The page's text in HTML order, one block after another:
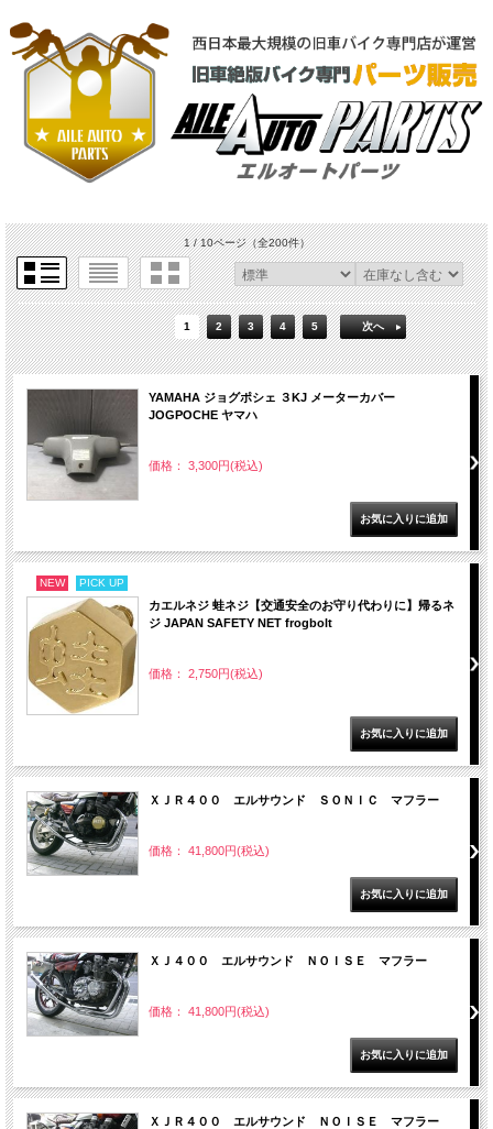
1 / 10ページ（全200件）
1 2 3 4 5 次へ
YAMAHA ジョグポシェ ３KJ メーターカバー
JOGPOCHE ヤマハ
価格： 3,300円(税込)
NEW PICK UP
カエルネジ 蛙ネジ【交通安全のお守り代わりに】帰るネ
ジ JAPAN SAFETY NET frogbolt
価格： 2,750円(税込)
ＸＪＲ４００ エルサウンド ＳＯＮＩＣ マフラー
価格： 41,800円(税込)
ＸＪ４００ エルサウンド ＮＯＩＳＥ マフラー
価格： 41,800円(税込)
ＸＪＲ４００ エルサウンド ＮＯＩＳＥ マフラー